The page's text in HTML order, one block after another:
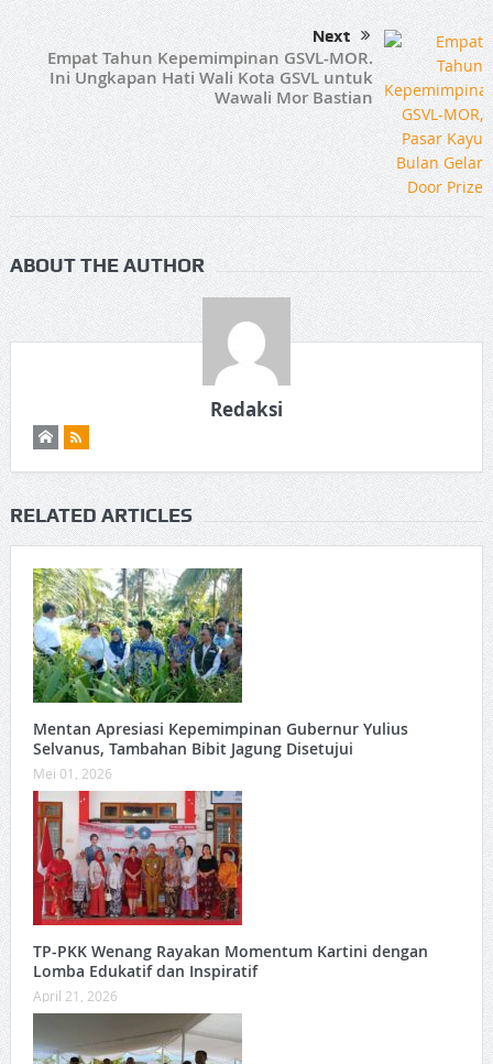
Next
Empat Tahun Kepemimpinan GSVL-MOR.
Ini Ungkapan Hati Wali Kota GSVL untuk
Wawali Mor Bastian
ABOUT THE AUTHOR
Redaksi
RELATED ARTICLES
Mentan Apresiasi Kepemimpinan Gubernur Yulius
Selvanus, Tambahan Bibit Jagung Disetujui
Mei 01, 2026
TP-PKK Wenang Rayakan Momentum Kartini dengan
Lomba Edukatif dan Inspiratif
April 21, 2026